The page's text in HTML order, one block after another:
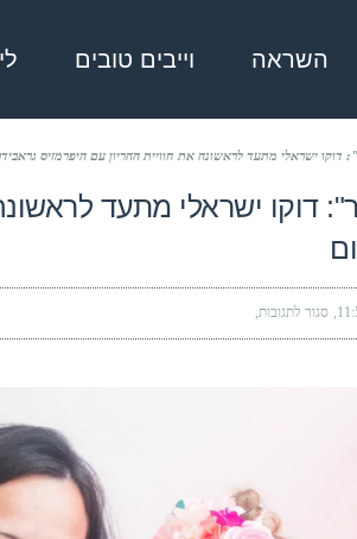
השראה וייבים טובים
דוקו ישראלי מתעד לראשונה את חוויית ההריון עם היפרמזיס
דוקו ישראלי מתעד
סגור לתגובות